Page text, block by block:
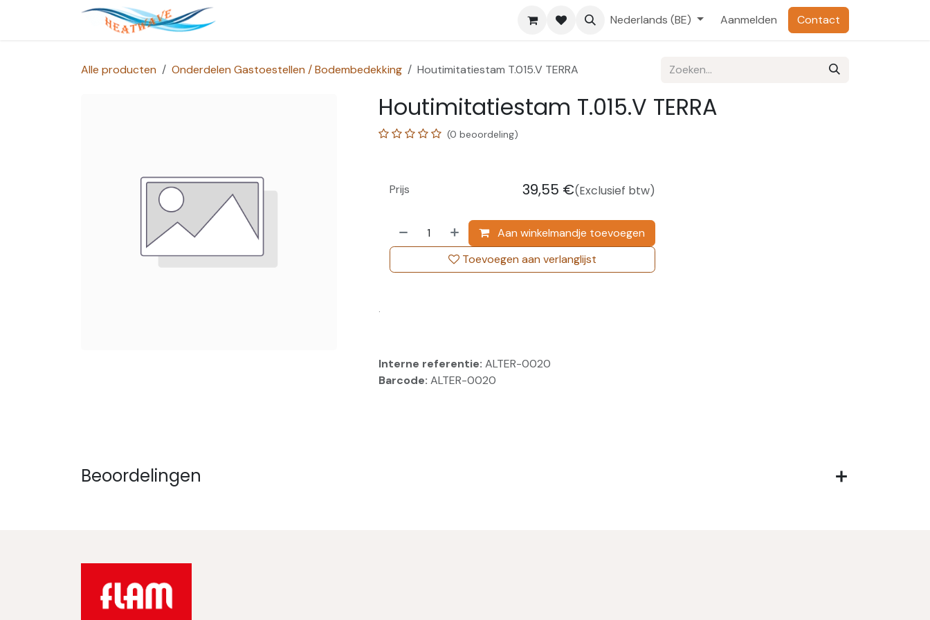
Overslaan naar inhoud
Nederlands (BE) Aanmelden Contact
Alle producten Onderdelen Gastoestellen / Bodembedekking Houtimitatiestam T.015.V TERRA
Houtimitatiestam T.015.V TERRA
(0 beoordeling)
Aan winkelmandje toevoegen
Toevoegen aan verlanglijst
Prijs 39,55 €(Exclusief btw)
.
Interne referentie: ALTER-0020
Barcode: ALTER-0020
Beoordelingen